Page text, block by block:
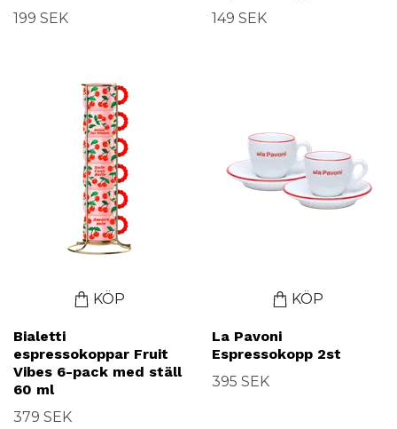
199 SEK
149 SEK
KÖP
Bialetti
espressokoppar Fruit
Vibes 6-pack med ställ
60 ml
379 SEK
KÖP
La Pavoni
Espressokopp 2st
395 SEK